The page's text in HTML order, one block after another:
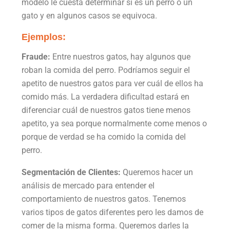
modelo le cuesta determinar si es un perro o un
gato y en algunos casos se equivoca.
Ejemplos:
Fraude: Entre nuestros gatos, hay algunos que
roban la comida del perro. Podríamos seguir el
apetito de nuestros gatos para ver cuál de ellos ha
comido más. La verdadera dificultad estará en
diferenciar cuál de nuestros gatos tiene menos
apetito, ya sea porque normalmente come menos o
porque de verdad se ha comido la comida del
perro.
Segmentación de Clientes: Queremos hacer un
análisis de mercado para entender el
comportamiento de nuestros gatos. Tenemos
varios tipos de gatos diferentes pero les damos de
comer de la misma forma. Queremos darles la